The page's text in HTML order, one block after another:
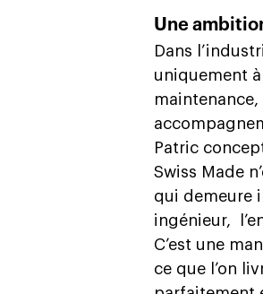
Une
Dans
uniquement
Patric
Swiss Made
qui demeure
ingénieur,
C’est une
ce que l’on